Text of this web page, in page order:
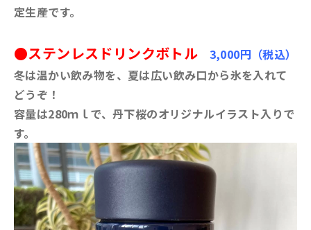
定生産です。
●ステンレスドリンクボトル
3,000円（税込）
冬は温かい飲み物を、夏は広い飲み口から氷を入れて
どうぞ！
容量は280ｍｌで、丹下桜のオリジナルイラスト入りで
す。